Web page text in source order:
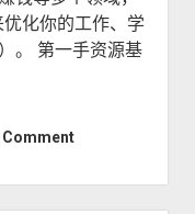
化你的工作、学
。 第一手资源基
Comment